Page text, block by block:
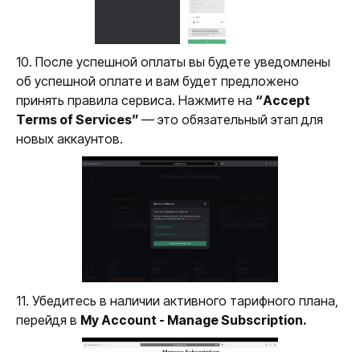
10. После успешной оплаты вы будете уведомлены
об успешной оплате и вам будет предложено
принять правила сервиса. Нажмите на “Accept
Terms of Services” — это обязательный этап для
новых аккаунтов.
11. Убедитесь в наличии активного тарифного плана,
перейдя в My Account - Manage Subscription.